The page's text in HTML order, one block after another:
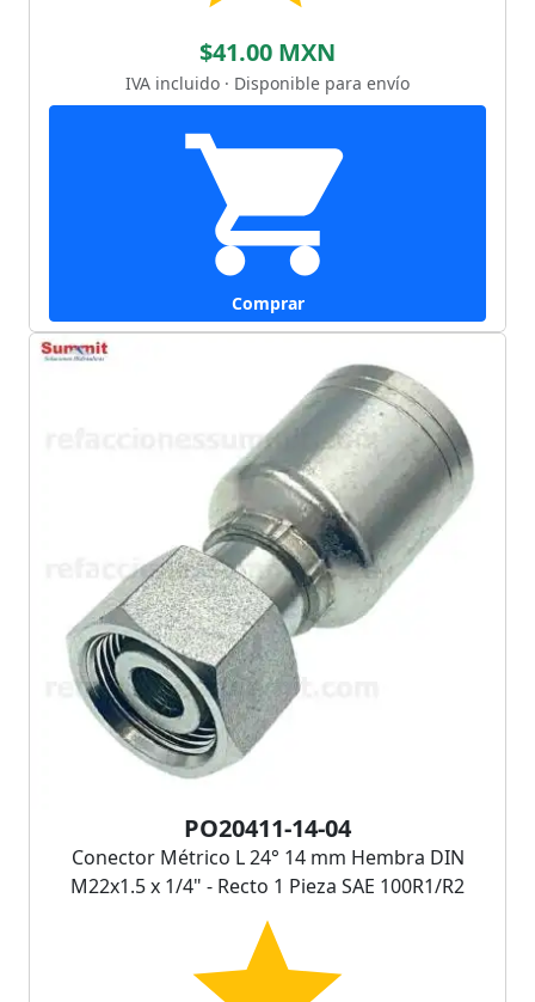
$41.00 MXN
IVA incluido · Disponible para envío
Comprar
PO20411-14-04
Conector Métrico L 24° 14 mm Hembra DIN
M22x1.5 x 1/4" - Recto 1 Pieza SAE 100R1/R2